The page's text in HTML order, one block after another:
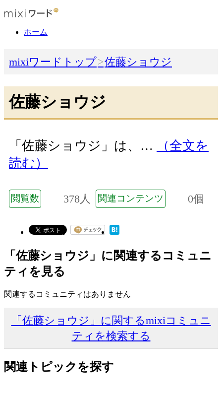
ホーム
mixiワードトップ 佐藤ショウジ
佐藤ショウジ
「佐藤ショウジ」は、…
（全文を
読む）
閲覧数 378人 関連コンテンツ 0個
「佐藤ショウジ」に関連するコミュニ
ティを見る
関連するコミュニティはありません
「佐藤ショウジ」に関するmixiコミュニ
ティを検索する
関連トピックを探す